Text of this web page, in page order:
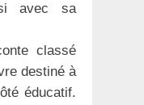
avec sa
classé
destiné à
éducatif.